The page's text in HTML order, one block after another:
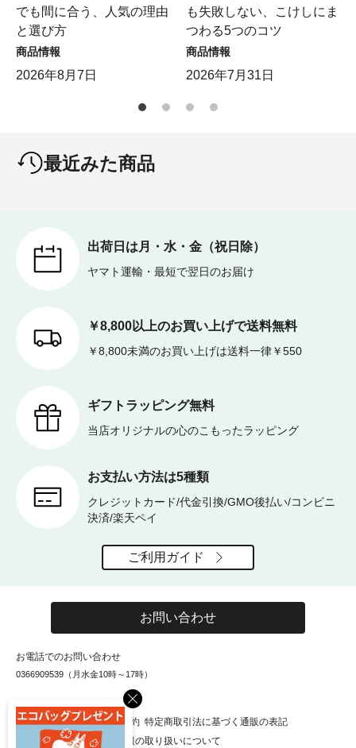
×
でも間に合う、人気の理由
と選び方
商品情報
2026年8月7日
も失敗しない、こけしにま
つわる5つのコツ
商品情報
2026年7月31日
最近みた商品
出荷日は月・水・金（祝日除）
ヤマト運輸・最短で翌日のお届け
￥8,800以上のお買い上げで送料無料
￥8,800未満のお買い上げは送料一律￥550
ギフトラッピング無料
当店オリジナルの心のこもったラッピング
お支払い方法は5種類
クレジットカード/代金引換/GMO後払い/コンビニ
決済/楽天ペイ
ご利用ガイド
お問い合わせ
お電話でのお問い合わせ
0366909539（月水金10時～17時）
お知らせ 会社概要 利用規約 特定商取引法に基づく通販の表記
個人情報保護方針 個人情報の取り扱いについて